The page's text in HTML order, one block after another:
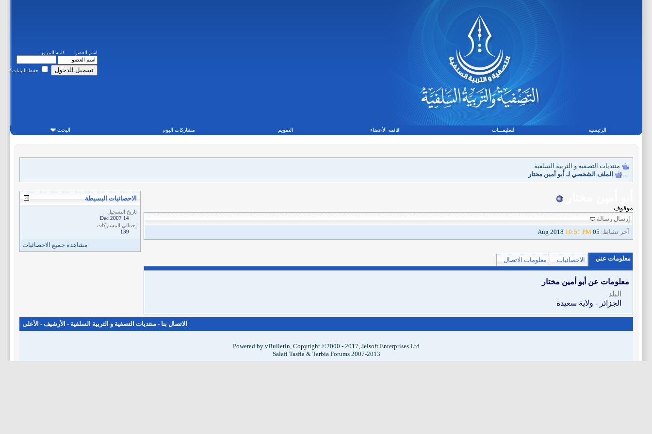
اسم العضو كلمة المرور
حفظ البيانات؟
الرئيسية التعليمـــات قائمة الأعضاء التقويم مشاركات اليوم البحث
منتديات التصفية و التربية السلفية
الملف الشخصي لـ أبو أمين مختار
موقوف
إرسال رسالة
آخر نشاط:
10:51 PM
معلومات عني الاحصائيات معلومات الاتصال
معلومات عن أبو أمين مختار
البلد
الجزائر - ولاية سعيدة
الاحصائيات البسيطة
تاريخ التسجيل
14 Dec 2007
إجمالي المشاركات
139
مشاهدة جميع الاحصائيات
الاتصال بنا - منتديات التصفية و التربية السلفية - الأرشيف - الأعلى
Powered by vBulletin, Copyright ©2000 - 2017, Jelsoft Enterprises Ltd
Salafi Tasfia & Tarbia Forums 2007-2013